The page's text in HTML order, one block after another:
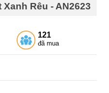
Rêu - AN2623
121
đã mua